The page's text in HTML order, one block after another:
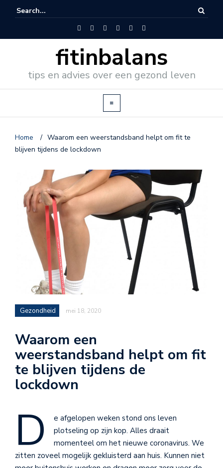
fitinbalans
tips en advies over een gezond leven
Home / Waarom een weerstandsband helpt om fit te
blijven tijdens de lockdown
Gezondheid mei 18, 2020
Waarom een
weerstandsband helpt om fit
te blijven tijdens de
lockdown
D
e afgelopen weken stond ons leven
plotseling op zijn kop. Alles draait
momenteel om het nieuwe coronavirus. We
zitten zoveel mogelijk gekluisterd aan huis. Kunnen niet